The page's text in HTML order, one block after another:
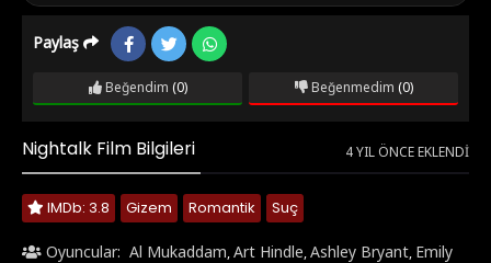
Paylaş
Beğendim (0) Beğenmedim (0)
Nightalk Film Bilgileri 4 YIL ÖNCE EKLENDI
IMDb: 3.8 Gizem Romantik Suç
Oyuncular: Al Mukaddam,Art Hindle,Ashley Bryant, Emily